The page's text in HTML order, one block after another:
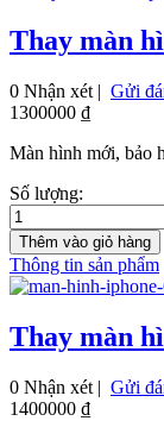
Thay màn
0 Nhận xét | Gửi
1300000 ₫
Màn hình mới, bảo
Số lượng:
Thông tin sản phẩm
Thay màn
0 Nhận xét | Gửi
1400000 ₫